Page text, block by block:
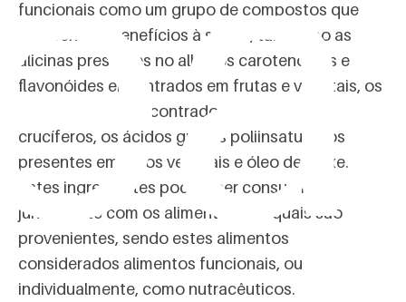
funcionais como um grupo de compostos que
apresentam benefícios à saúde, tais como as
alicinas presentes no alho, os carotenóides e
flavonóides encontrados em frutas e vegetais, os
glucosinolatos encontrados nos vegetais
crucíferos, os ácidos graxos poliinsaturados
presentes em óleos vegetais e óleo de peixe.
Estes ingredientes podem ser consumidos
juntamente com os alimentos dos quais são
provenientes, sendo estes alimentos
considerados alimentos funcionais, ou
individualmente, como nutracêuticos.